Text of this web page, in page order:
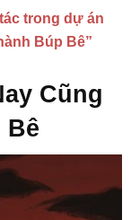
trong dự án
Búp Bê”
Cũng
Bê